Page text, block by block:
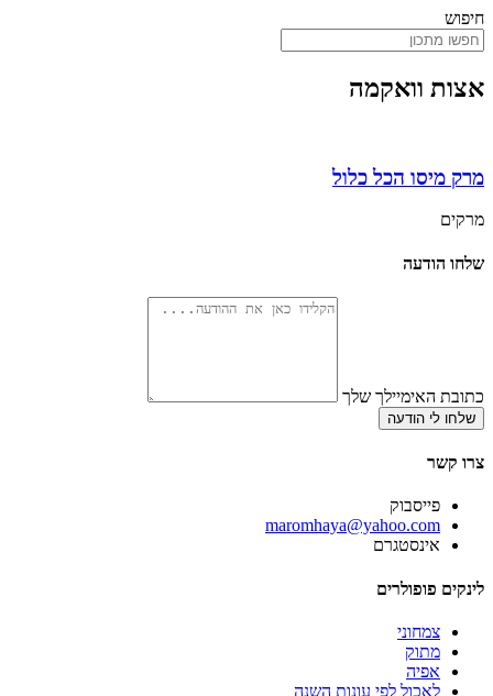
חיפוש
אצות וואקמה
מרק מיסו הכל כלול
מרקים
שלחו הודעה
כתובת האימיילך שלך
שלחו לי הודעה
צרו קשר
פייסבוק
‫maromhaya@yahoo.com
אינסטגרם
לינקים פופולרים
צמחוני
מתוק
אפיה
לאכול לפי עונות השנה